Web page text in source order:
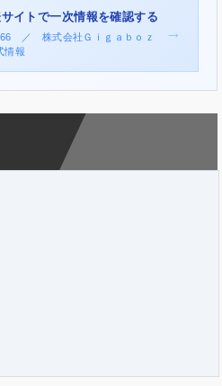
イトで一次情報を確認する
／ 株式会社Ｇｉｇａｂｏｚ
情報
→